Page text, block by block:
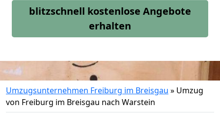
blitzschnell kostenlose Angebote
erhalten
Umzugsunternehmen Freiburg im Breisgau » Umzug
von Freiburg im Breisgau nach Warstein